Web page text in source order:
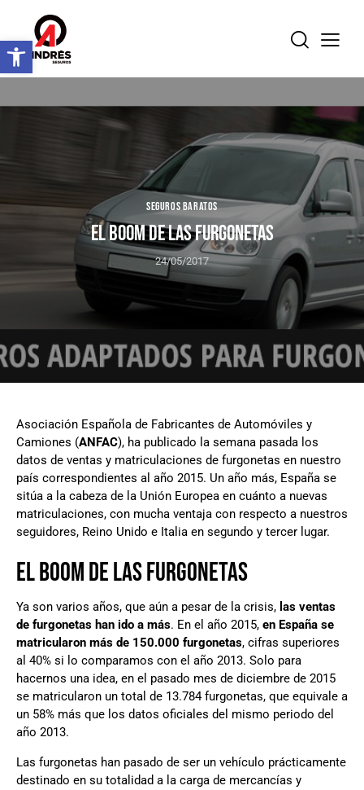
SEGUROS BARATOS
EL BOOM DE LAS FURGONETAS
24/05/2017
Asociación Española de Fabricantes de Automóviles y
Camiones (ANFAC), ha publicado la semana pasada los
datos de ventas y matriculaciones de furgonetas en nuestro
país correspondientes al año 2015. Un año más, España se
sitúa a la cabeza de la Unión Europea en cuánto a nuevas
matriculaciones, con mucha ventaja con respecto a nuestros
seguidores, Reino Unido e Italia en segundo y tercer lugar.
EL BOOM DE LAS FURGONETAS
Ya son varios años, que aún a pesar de la crisis, las ventas
de furgonetas han ido a más. En el año 2015, en España se
matricularon más de 150.000 furgonetas, cifras superiores
al 40% si lo comparamos con el año 2013. Solo para
hacernos una idea, en el pasado mes de diciembre de 2015
se matricularon un total de 13.784 furgonetas, que equivale a
un 58% más que los datos oficiales del mismo periodo del
año 2013.
Las furgonetas han pasado de ser un vehículo prácticamente
destinado en su totalidad a la carga de mercancías y
Abrir barra de herramientas